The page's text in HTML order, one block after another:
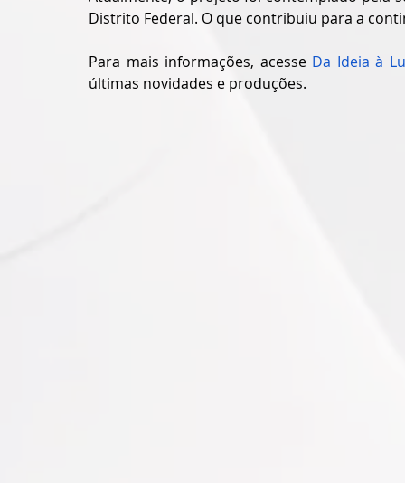
Distrito Federal. O que contribuiu para a
Para mais informações, acesse Da Ideia à
últimas novidades e produções.